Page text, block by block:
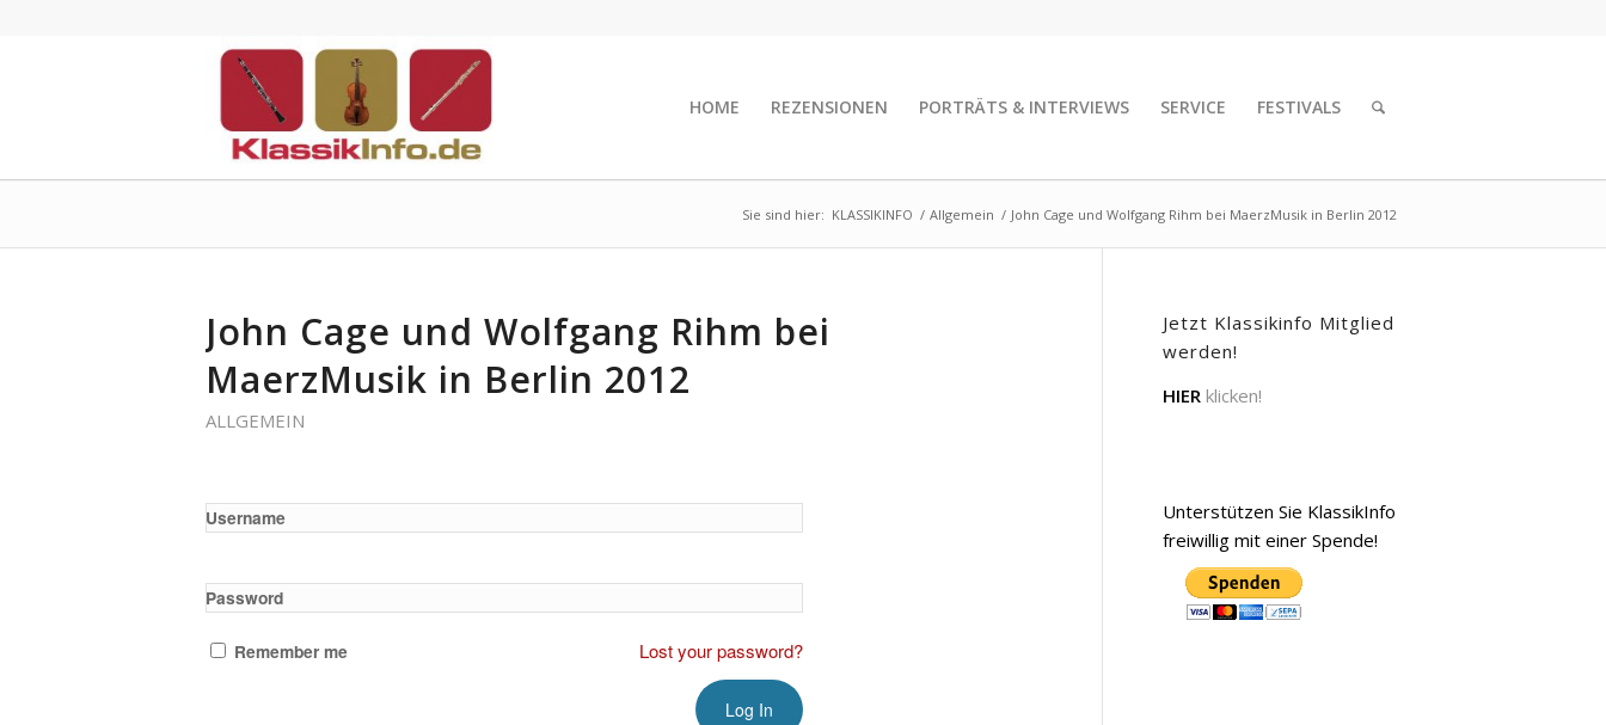
HOME REZENSIONEN PORTRÄTS & INTERVIEWS SERVICE FESTIVALS
Sie sind hier: KLASSIKINFO / Allgemein / John Cage und Wolfgang Rihm bei MaerzMusik in Berlin 2012
John Cage und Wolfgang Rihm bei
MaerzMusik in Berlin 2012
ALLGEMEIN
Username
Password
Remember me Lost your password?
Jetzt Klassikinfo Mitglied
werden!
HIER klicken!
Unterstützen Sie KlassikInfo
freiwillig mit einer Spende!